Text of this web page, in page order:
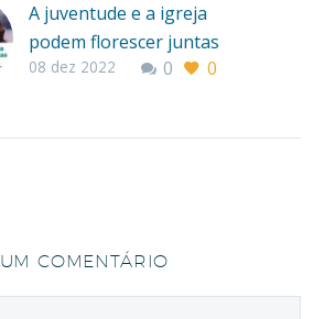
A juventude e a igreja
podem florescer juntas
Por Lissânder Dias
Esperança” realizado
no último dia 29/11, a
0 0
08 dez 2022
UM COMENTÁRIO